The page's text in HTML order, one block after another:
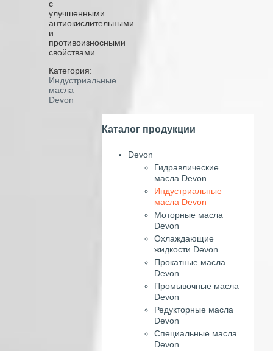
с
улучшенными
антиокислительными
и
противоизносными
свойствами.
Категория:
Индустриальные
масла
Devon
Каталог продукции
Devon
Гидравлические
масла Devon
Индустриальные
масла Devon
Моторные масла
Devon
Охлаждающие
жидкости Devon
Прокатные масла
Devon
Промывочные масла
Devon
Редукторные масла
Devon
Специальные масла
Devon